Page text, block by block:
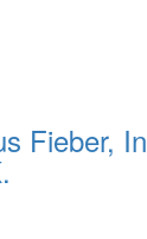
Fieber,